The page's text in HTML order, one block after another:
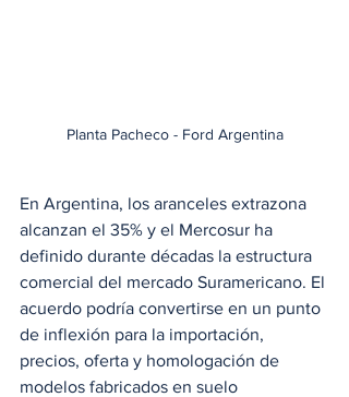
Planta Pacheco - Ford Argentina
En Argentina, los aranceles extrazona
alcanzan el 35% y el Mercosur ha
definido durante décadas la estructura
comercial del mercado Suramericano. El
acuerdo podría convertirse en un punto
de inflexión para la importación,
precios, oferta y homologación de
modelos fabricados en suelo